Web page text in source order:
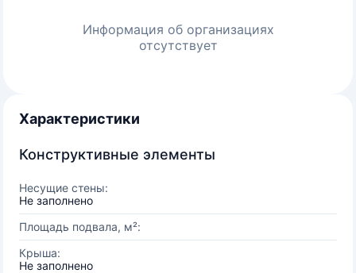
Информация об организациях
отсутствует
Характеристики
Конструктивные элементы
Несущие стены:
Не заполнено
Площадь подвала, м²:
Крыша:
Не заполнено